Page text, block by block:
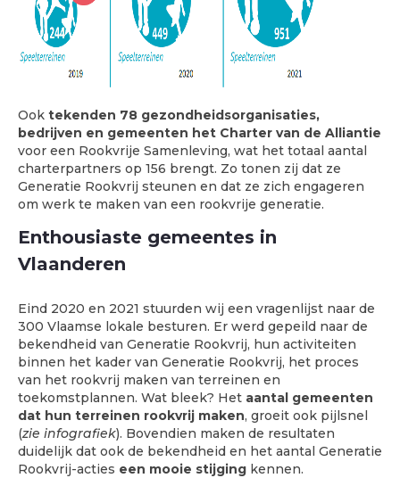
Ook tekenden 78 gezondheidsorganisaties,
bedrijven en gemeenten het Charter van de Alliantie
voor een Rookvrije Samenleving, wat het totaal aantal
charterpartners op 156 brengt. Zo tonen zij dat ze
Generatie Rookvrij steunen en dat ze zich engageren
om werk te maken van een rookvrije generatie.
Enthousiaste gemeentes in
Vlaanderen
Eind 2020 en 2021 stuurden wij een vragenlijst naar de
300 Vlaamse lokale besturen. Er werd gepeild naar de
bekendheid van Generatie Rookvrij, hun activiteiten
binnen het kader van Generatie Rookvrij, het proces
van het rookvrij maken van terreinen en
toekomstplannen. Wat bleek? Het aantal gemeenten
dat hun terreinen rookvrij maken, groeit ook pijlsnel
(zie infografiek). Bovendien maken de resultaten
duidelijk dat ook de bekendheid en het aantal Generatie
Rookvrij-acties een mooie stijging kennen.